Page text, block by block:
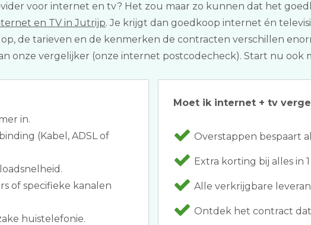
voor internet en tv? Het zou maar zo kunnen dat het
en TV in Jutrijp. Je krijgt dan goedkoop internet én
de tarieven en de kenmerken de contracten verschillen
onze vergelijker (onze internet postcodecheck). Start nu ook
in.
(Kabel, ADSL of
of specifieke kanalen
huistelefonie.
Moet ik internet + tv
Overstappen bespaart
Extra korting bij alles in
Alle verkrijgbare
Ontdek het contract